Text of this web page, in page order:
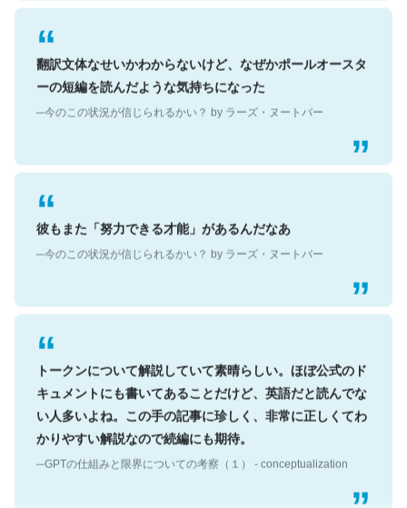
翻訳文体なせいかわからないけど、なぜかポールオースタ
ーの短編を読んだような気持ちになった
彼もまた「努力できる才能」があるんだなあ
トークンについて解説していて素晴らしい。ほぼ公式のド
キュメントにも書いてあることだけど、英語だと読んでな
い人多いよね。この手の記事に珍しく、非常に正しくてわ
かりやすい解説なので続編にも期待。
─GPTの仕組みと限界についての考察（１） - conceptualization